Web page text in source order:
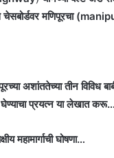
चेसबोर्डवर मणिपूरचा
अशांततेच्या तीन विविध
घेण्याचा प्रयत्न या लेखात करू…
महामार्गाची घोषणा…